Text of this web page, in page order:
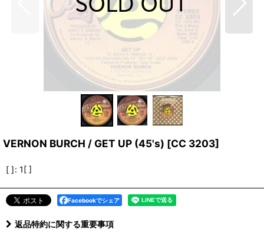
VERNON BURCH / GET UP (45's) [CC 3203]
[ ]: 1[ ]
Facebookでシェア
返品特約に関する重要事項